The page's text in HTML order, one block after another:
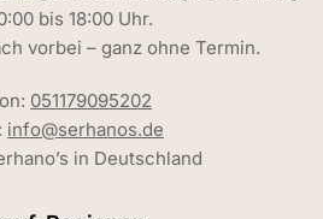
bis 18:00 Uhr.
vorbei – ganz ohne Termin.
051179095202
info@serhanos.de
in Deutschland